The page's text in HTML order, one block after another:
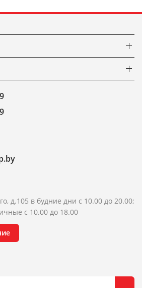
д.105 в будние дни с 10.00 до 20.00;
с 10.00 до 18.00